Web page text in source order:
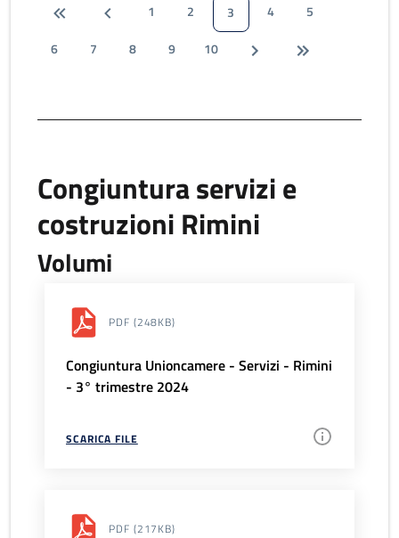
1 2 3 4
5
6
7 8 9 10
Congiuntura servizi e
costruzioni Rimini
Volumi
PDF (248KB)
Congiuntura Unioncamere - Servizi - Rimini
- 3° trimestre 2024
SCARICA FILE
PDF (217KB)